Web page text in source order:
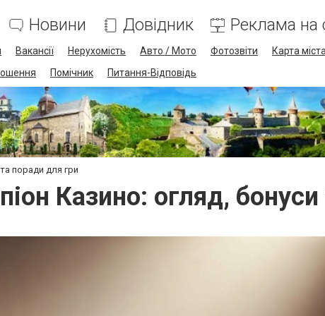
Новини Довідник Реклама на
Вакансії Нерухомість Авто / Мото Фотозвіти Карта міста
Помічник Питання-Відповідь
поради для гри
Казино: огляд,